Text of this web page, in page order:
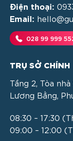
Điện thoại:
Email:
028 99 999
TRỤ SỞ CHÍNH
Tầng 2, Tòa
Lương Bằng,
08:30 – 17:30
09:00 – 12:00